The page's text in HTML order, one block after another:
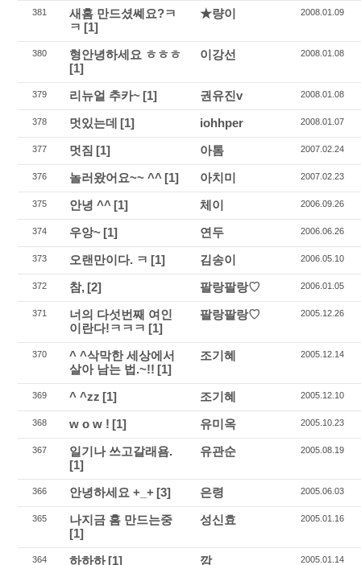
381
새홈 만드셨쎼요?ㅋ
ㅋ [1]
★량이 2008.01.09
380
형안녕하세요 ㅎㅎㅎ
[1]
이강선 2008.01.08
379 리뉴얼 추카~ [1] 권유진v 2008.01.08
378 멋있는데 [1] iohhper 2008.01.07
377 멋짐 [1] 아톰 2007.02.24
376 놀러왔어요~~ ^^ [1] 아치미 2007.02.23
375 안녕 ^^ [1] 체이 2006.09.26
374 우앙~ [1] 연두 2006.06.26
373 오랜만이다. ㅋ [1] 김송이 2006.05.10
372 참, [2] 팔랑팔랑♡ 2006.01.05
371
너의 다섯번째 여인
이란다!ㅋㅋㅋ [1]
팔랑팔랑♡ 2005.12.26
370
^ ^삭막한 세상에서
살아 남는 법.~!! [1]
조기혜 2005.12.14
369 ^ ^zz [1] 조기혜 2005.12.10
368 w o w ! [1] 유미옥 2005.10.23
367
일기나 쓰고갈래욤.
[1]
유관순 2005.08.19
366 안녕하세요 +_+ [3] 은령 2005.06.03
365
나지금 홈 만드는중
[1]
성신효 2005.01.16
364 하하하[1] 깜 2005.01.14